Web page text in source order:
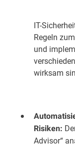
IT-
Regeln
und
wirksam
Risiken:
Advisor“